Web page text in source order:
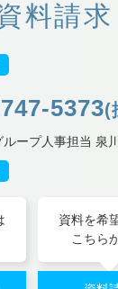
料請
5373(
ループ人事担当 泉
資料を希
こちら